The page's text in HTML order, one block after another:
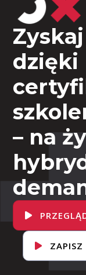
dzięki
– na
ZAPISZ